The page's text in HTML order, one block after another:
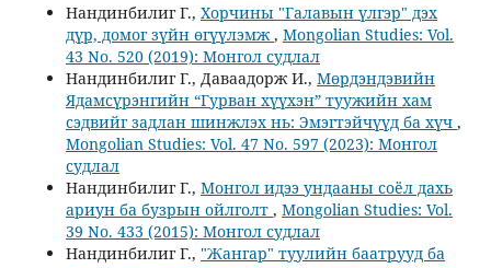
Нандинбилиг Г., Хорчины "Галавын үлгэр" дэх
дүр, домог зүйн өгүүлэмж , Mongolian Studies: Vol.
43 No. 520 (2019): Монгол судлал
Нандинбилиг Г., Даваадорж И., Мөрдэндэвийн
Ядамсүрэнгийн “Гурван хүүхэн” туужийн хам
сэдвийг задлан шинжлэх нь: Эмэгтэйчүүд ба хүч ,
Mongolian Studies: Vol. 47 No. 597 (2023): Монгол
судлал
Нандинбилиг Г., Монгол идээ ундааны соёл дахь
ариун ба бузрын ойлголт , Mongolian Studies: Vol.
39 No. 433 (2015): Монгол судлал
Нандинбилиг Г., "Жангар" туулийн баатрууд ба